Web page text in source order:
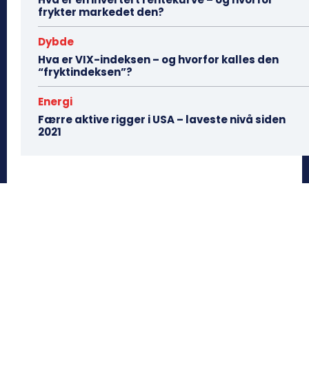
frykter markedet den?
Dybde
Hva er VIX-indeksen – og hvorfor kalles den
“fryktindeksen”?
Energi
Færre aktive rigger i USA – laveste nivå siden
2021